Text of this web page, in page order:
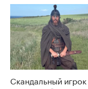
Скандальный